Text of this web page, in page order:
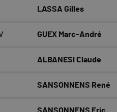
LASSA Gilles
GUEX Marc-André
ALBANESI Claude
SANSONNENS René